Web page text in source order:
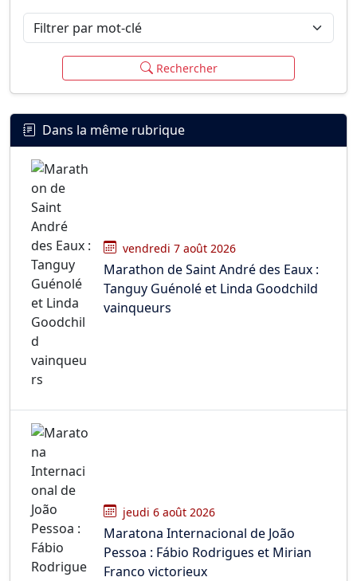
Filtrer par mot-clé
Rechercher
Dans la même rubrique
vendredi 7 août 2026
Marathon de Saint André des Eaux :
Tanguy Guénolé et Linda Goodchild
vainqueurs
jeudi 6 août 2026
Maratona Internacional de João
Pessoa : Fábio Rodrigues et Mirian
Franco victorieux